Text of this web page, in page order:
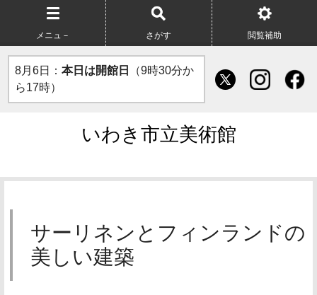
メニュ－ さがす 閲覧補助
8月6日： 本日は開館日
（9時30分か
ら17時）
いわき市立美術館
サーリネンとフィンランドの
美しい建築